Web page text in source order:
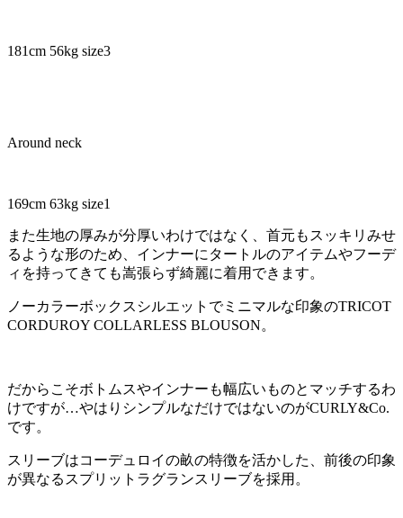
181cm 56kg size3
Around neck
169cm 63kg size1
また生地の厚みが分厚いわけではなく、首元もスッキリみせ
るような形のため、インナーにタートルのアイテムやフーデ
ィを持ってきても嵩張らず綺麗に着用できます。
ノーカラーボックスシルエットでミニマルな印象のTRICOT
CORDUROY COLLARLESS BLOUSON。
だからこそボトムスやインナーも幅広いものとマッチするわ
けですが…やはりシンプルなだけではないのがCURLY&Co.
です。
スリーブはコーデュロイの畝の特徴を活かした、前後の印象
が異なるスプリットラグランスリーブを採用。